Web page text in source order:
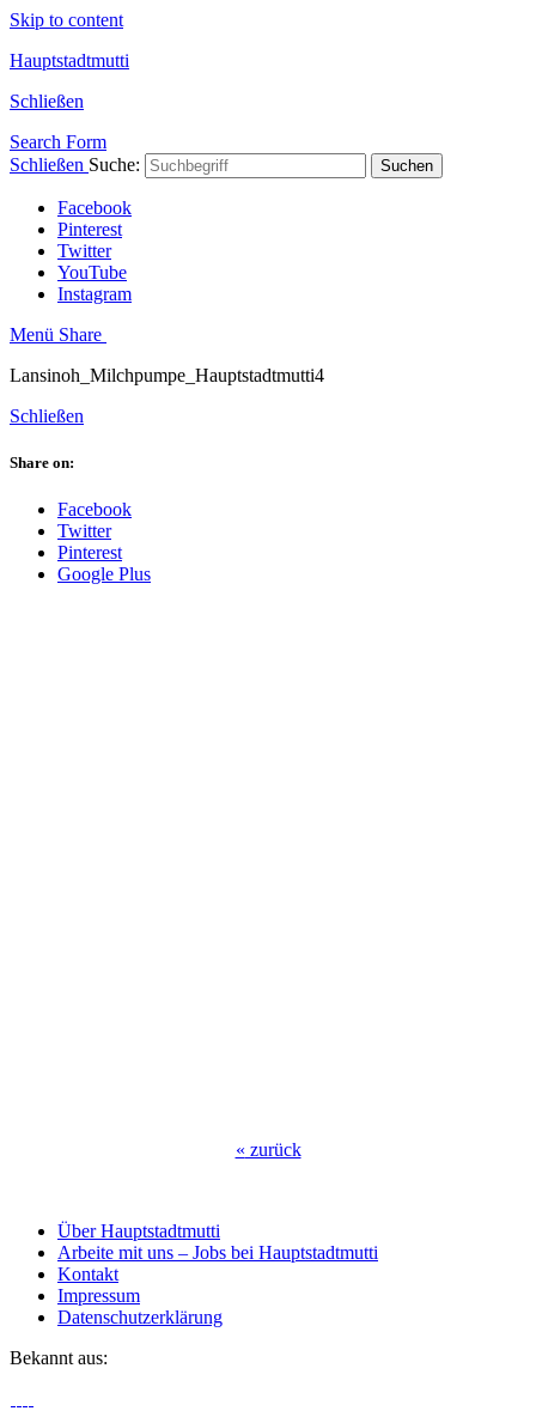
Skip to content
Hauptstadtmutti
Schließen
Search Form
Schließen Suche: Suchen
Facebook
Pinterest
Twitter
YouTube
Instagram
Menü Share
Lansinoh_Milchpumpe_Hauptstadtmutti4
Schließen
Share on:
Facebook
Twitter
Pinterest
Google Plus
« zurück
Über Hauptstadtmutti
Arbeite mit uns – Jobs bei Hauptstadtmutti
Kontakt
Impressum
Datenschutzerklärung
Bekannt aus: